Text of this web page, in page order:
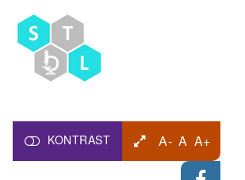
A- A A+
KONTRAST